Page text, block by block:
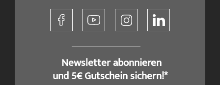
​ Newsletter abonnieren
und 5€ Gutschein sichern!*